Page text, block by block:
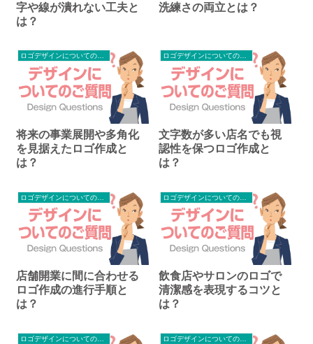
字や線が潰れない工夫と
は？
洗練さの両立とは？
ロゴデザインについてのご質問
将来の事業展開や多角化
を見据えたロゴ作成と
は？
ロゴデザインについてのご質問
文字数が多い店名でも視
認性を保つロゴ作成と
は？
店舗開業に間に合わせる
ロゴ作成の進行手順と
は？
飲食店やサロンのロゴで
清潔感を表現するコツと
は？